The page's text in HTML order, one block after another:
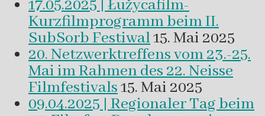
17.05.2025 | Łužycafilm-
Kurzfilmprogramm beim II.
SubSorb Festiwal15. Mai 2025
20. Netzwerktreffens vom 23.-25.
Mai im Rahmen des 22. Neisse
Filmfestivals15. Mai 2025
09.04.2025 | Regionaler Tag beim